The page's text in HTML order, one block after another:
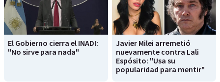
El Gobierno cierra el INADI:
"No sirve para nada"
Javier Milei arremetió
nuevamente contra Lali
Espósito: "Usa su
popularidad para mentir"